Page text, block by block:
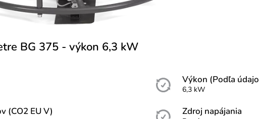
BG 375 - výkon 6,3 kW
Výkon (Podľa
6,3 kW
(CO2 EU V) Zdroj napájania